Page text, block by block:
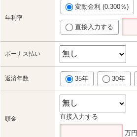
年利率
変動金利 (0.300％)
直接入力する
ボーナス払い
返済年数 35年 30年
頭金 直接入力する
万円